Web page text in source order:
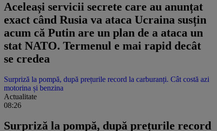
Aceleași servicii secrete care au anunțat
exact când Rusia va ataca Ucraina susțin
acum că Putin are un plan de a ataca un
stat NATO. Termenul e mai rapid decât
se credea
Surpriză la pompă, după prețurile record la carburanți. Cât costă azi
motorina și benzina
Actualitate
08:26
Surpriză la pompă, după prețurile record